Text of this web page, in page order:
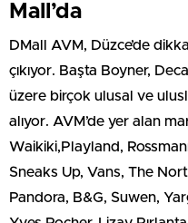
Mall’da
DMall AVM, Düzce’de
çıkıyor. Başta Boyner,
üzere birçok ulusal ve
alıyor. AVM’de yer alan
Waikiki,Playland,
Sneaks Up, Vans, The
Pandora, B&G, Suwen,